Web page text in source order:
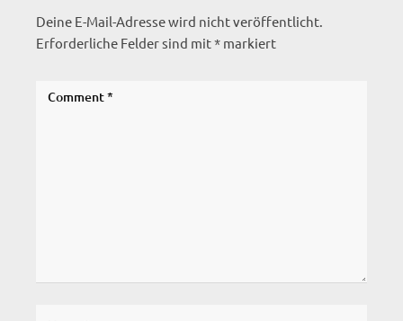
Deine E-Mail-Adresse wird nicht veröffentlicht.
Erforderliche Felder sind mit* markiert